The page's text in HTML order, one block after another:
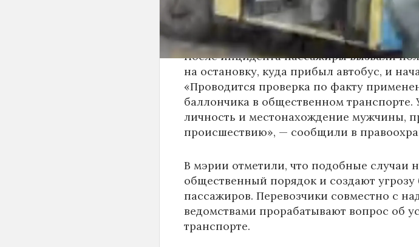
оказана на месте, их состояние
удовлетворительное.
После инцидента пассажиры вызвали
на остановку, куда прибыл автобус, и
«Проводится проверка по факту
баллончика в общественном транспорте.
личность и местонахождение мужчины,
происшествию», — сообщили в
В мэрии отметили, что подобные случаи
общественный порядок и создают угрозу
пассажиров. Перевозчики совместно с
ведомствами прорабатывают вопрос об
транспорте.